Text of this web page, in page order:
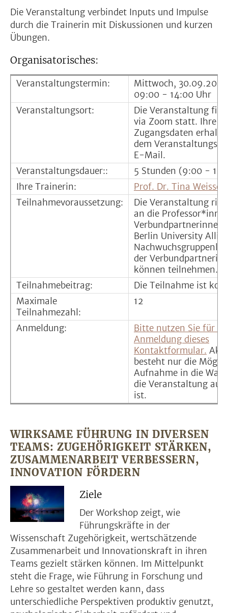
Die Veranstaltung verbindet Inputs und Impulse
durch die Trainerin mit Diskussionen und kurzen
Übungen.
Organisatorisches:
Veranstaltungstermin:
Mittwoch,
09:00 - 14:00 Uhr
Veranstaltungsort:
Die Veranstaltung
via Zoom statt. Ihre
Zugangsdaten
dem
E-Mail.
Veranstaltungsdauer::
5 Stunden (9:00 -
Ihre Trainerin:
Prof. Dr. Tina Weisser
Teilnahmevoraussetzung:
Die Veranstaltung
an die
Verbundpartnerinnen
Berlin University
der
können teilnehmen.
Teilnahmebeitrag:
Die Teilnahme ist
Maximale
Teilnahmezahl:
12
Anmeldung:
Bitte nutzen Sie für
Anmeldung dieses
Kontaktformular.
besteht nur die
Aufnahme in die
die Veranstaltung
ist.
WIRKSAME FÜHRUNG IN DIVERSEN
TEAMS: ZUGEHÖRIGKEIT STÄRKEN,
ZUSAMMENARBEIT VERBESSERN,
INNOVATION FÖRDERN
Ziele
Der Workshop zeigt, wie
Führungskräfte in der
Wissenschaft Zugehörigkeit, wertschätzende
Zusammenarbeit und Innovationskraft in ihren
Teams gezielt stärken können. Im Mittelpunkt
steht die Frage, wie Führung in Forschung und
Lehre so gestaltet werden kann, dass
unterschiedliche Perspektiven produktiv genutzt,